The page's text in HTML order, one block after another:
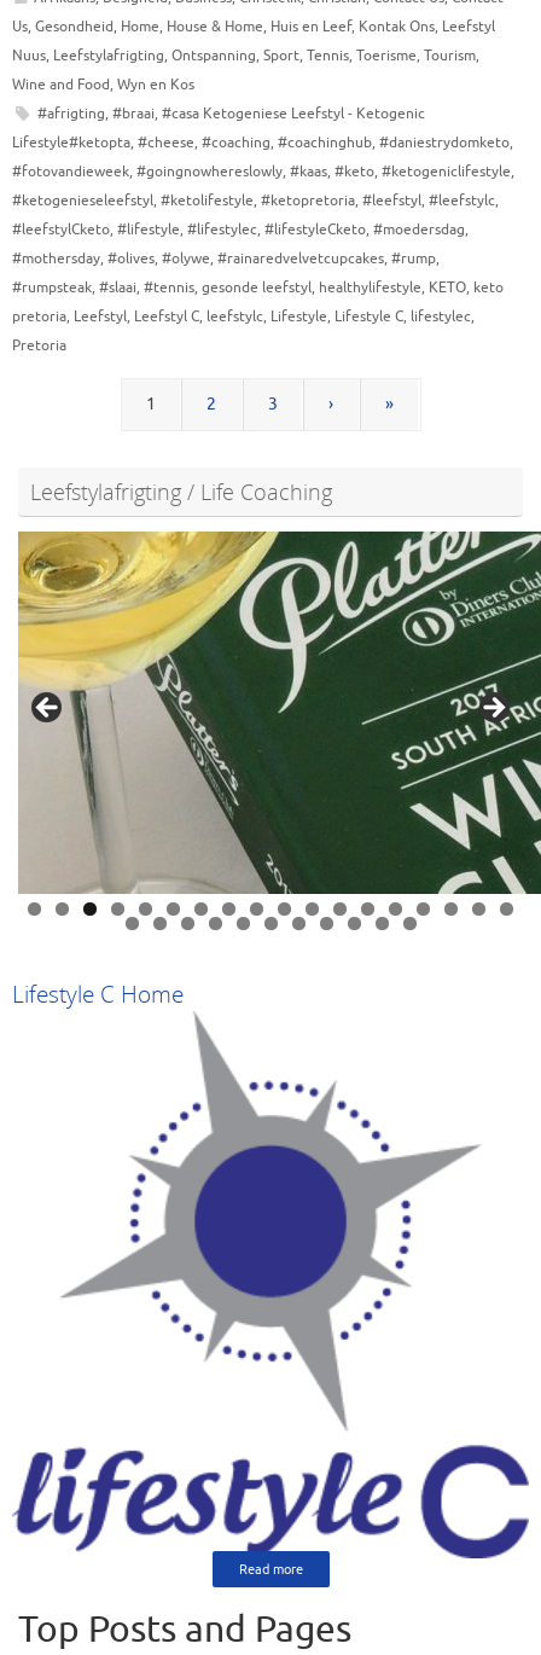
Us, Gesondheid, Home, House & Home, Huis en Leef, Kontak Ons, Leefstyl
Nuus, Leefstylafrigting, Ontspanning, Sport, Tennis, Toerisme, Tourism,
Wine and Food, Wyn en Kos
#afrigting, #braai, #casa Ketogeniese Leefstyl - Ketogenic
Lifestyle#ketopta, #cheese, #coaching, #coachinghub, #daniestrydomketo,
#fotovandieweek, #goingnowhereslowly, #kaas, #keto, #ketogeniclifestyle,
#ketogenieseleefstyl, #ketolifestyle, #ketopretoria, #leefstyl, #leefstylc,
#leefstylCketo, #lifestyle, #lifestylec, #lifestyleCketo, #moedersdag,
#mothersday, #olives, #olywe, #rainaredvelvetcupcakes, #rump,
#rumpsteak, #slaai, #tennis, gesonde leefstyl, healthylifestyle, KETO, keto
pretoria, Leefstyl, Leefstyl C, leefstylc, Lifestyle, Lifestyle C, lifestylec,
Pretoria
1 2 3 › »
Leefstylafrigting / Life Coaching
0 1 2 3 4 5 6 7 8
9 0 1 2 3 4 5 6 7 8 9
Lifestyle C Home
Read more
Top Posts and Pages